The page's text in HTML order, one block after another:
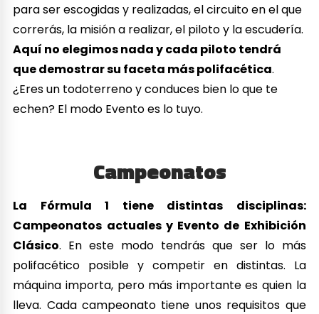
para ser escogidas y realizadas, el circuito en el que
correrás, la misión a realizar, el piloto y la escudería.
Aquí no elegimos nada y cada piloto tendrá
que demostrar su faceta más polifacética.
¿Eres un todoterreno y conduces bien lo que te
echen? El modo Evento es lo tuyo.
Campeonatos
La Fórmula 1 tiene distintas disciplinas:
Campeonatos actuales y Evento de Exhibición
Clásico. En este modo tendrás que ser lo más
polifacético posible y competir en distintas. La
máquina importa, pero más importante es quien la
lleva. Cada campeonato tiene unos requisitos que